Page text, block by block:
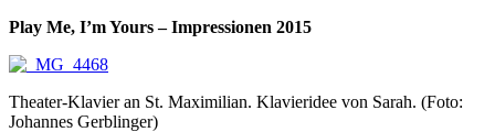
Play Me, I’m Yours – Impressionen 2015
Theater-Klavier an St. Maximilian. Klavieridee von Sarah. (Foto:
Johannes Gerblinger)